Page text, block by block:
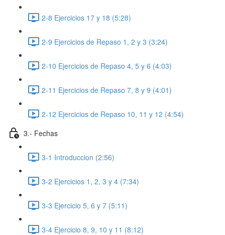
2-8 Ejercicios 17 y 18 (5:28)
2-9 Ejercicios de Repaso 1, 2 y 3 (3:24)
2-10 Ejercicios de Repaso 4, 5 y 6 (4:03)
2-11 Ejercicios de Repaso 7, 8 y 9 (4:01)
2-12 Ejercicios de Repaso 10, 11 y 12 (4:54)
3.- Fechas
3-1 Introduccion (2:56)
3-2 Ejercicios 1, 2, 3 y 4 (7:34)
3-3 Ejercicio 5, 6 y 7 (5:11)
3-4 Ejercicio 8, 9, 10 y 11 (8:12)